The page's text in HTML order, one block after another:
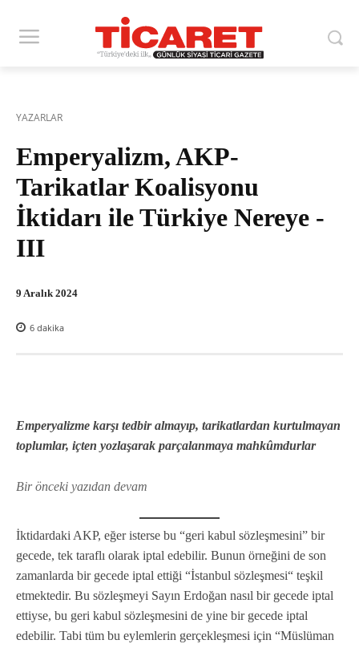
YAZARLAR
Emperyalizm, AKP-
Tarikatlar Koalisyonu
İktidarı ile Türkiye Nereye -
III
9 Aralık 2024
6 dakika
Emperyalizme karşı tedbir almayıp, tarikatlardan kurtulmayan
toplumlar, içten yozlaşarak parçalanmaya mahkûmdurlar
Bir önceki yazıdan devam
İktidardaki AKP, eğer isterse bu “geri kabul sözleşmesini” bir
gecede, tek taraflı olarak iptal edebilir. Bunun örneğini de son
zamanlarda bir gecede iptal ettiği “İstanbul sözleşmesi“ teşkil
etmektedir. Bu sözleşmeyi Sayın Erdoğan nasıl bir gecede iptal
ettiyse, bu geri kabul sözleşmesini de yine bir gecede iptal
edebilir. Tabi tüm bu eylemlerin gerçekleşmesi için “Müslüman